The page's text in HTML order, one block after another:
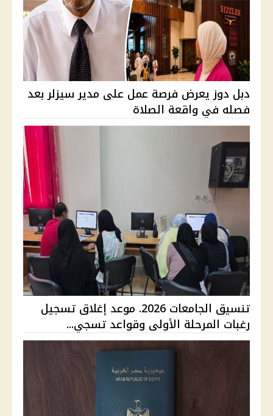
دبل دوز يعرض فرصة عمل على مدير سيزلر بعد
فصله في واقعة الصلاة
تنسيق الجامعات 2026. موعد إغلاق تسجيل
رغبات المرحلة الأولى وقواعد تسجي...